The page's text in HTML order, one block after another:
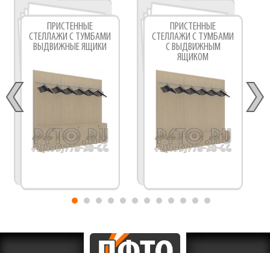
ПРИСТЕННЫЕ
СТЕЛЛАЖИ С ТУМБАМИ
ВЫДВИЖНЫЕ ЯЩИКИ
ПРИСТЕННЫЕ
СТЕЛЛАЖИ С ТУМБАМИ
С ВЫДВИЖНЫМ
ЯЩИКОМ